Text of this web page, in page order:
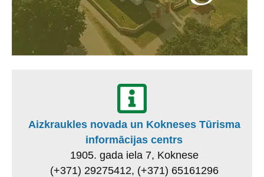
Aizkraukles novada un Kokneses Tūrisma
informācijas centrs
1905. gada iela 7, Koknese
(+371) 29275412, (+371) 65161296